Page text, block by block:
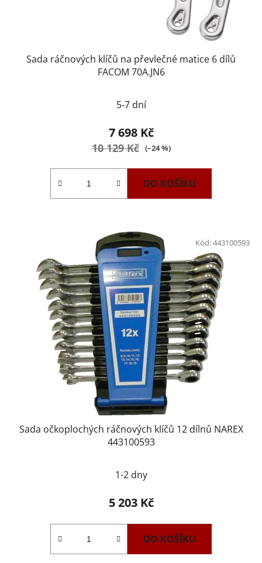
Sada ráčnových klíčů na převlečné matice 6 dílů
FACOM 70A.JN6
5-7 dní
7 698 Kč
10 129 Kč (–24 %)
DO KOŠÍKU
Sada očkoplochých ráčnových klíčů 12 dílnů NAREX
443100593
1-2 dny
5 203 Kč
DO KOŠÍKU
Kód:443100593